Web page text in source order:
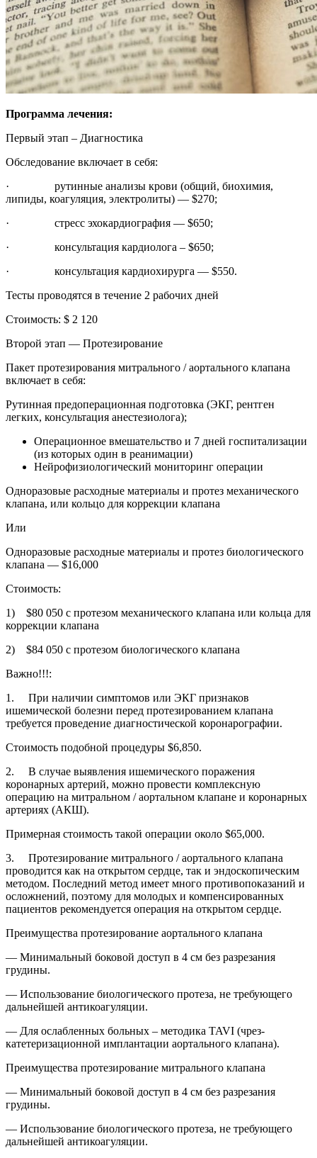
Программа лечения:
Первый этап – Диагностика
Обследование включает в себя:
· рутинные анализы крови (общий, биохимия,
липиды, коагуляция, электролиты) — $270;
· стресс эхокардиография — $650;
· консультация кардиолога – $650;
· консультация кардиохирурга — $550.
Тесты проводятся в течение 2 рабочих дней
Стоимость: $ 2 120
Второй этап — Протезирование
Пакет протезирования митрального / аортального клапана
включает в себя:
Рутинная предоперационная подготовка (ЭКГ, рентген
легких, консультация анестезиолога);
Операционное вмешательство и 7 дней госпитализации
(из которых один в реанимации)
Нейрофизиологический мониторинг операции
Одноразовые расходные материалы и протез механического
клапана, или кольцо для коррекции клапана
Или
Одноразовые расходные материалы и протез биологического
клапана — $16,000
Стоимость:
1) $80 050 с протезом механического клапана или кольца для
коррекции клапана
2) $84 050 с протезом биологического клапана
Важно!!!:
1. При наличии симптомов или ЭКГ признаков
ишемической болезни перед протезированием клапана
требуется проведение диагностической коронарографии.
Стоимость подобной процедуры $6,850.
2. В случае выявления ишемического поражения
коронарных артерий, можно провести комплексную
операцию на митральном / аортальном клапане и коронарных
артериях (АКШ).
Примерная стоимость такой операции около $65,000.
3. Протезирование митрального / аортального клапана
проводится как на открытом сердце, так и эндоскопическим
методом. Последний метод имеет много противопоказаний и
осложнений, поэтому для молодых и компенсированных
пациентов рекомендуется операция на открытом сердце.
Преимущества протезирование аортального клапана
— Минимальный боковой доступ в 4 см без разрезания
грудины.
— Использование биологического протеза, не требующего
дальнейшей антикоагуляции.
— Для ослабленных больных – методика TAVI (чрез-
катетеризационной имплантации аортального клапана).
Преимущества протезирование митрального клапана
— Минимальный боковой доступ в 4 см без разрезания
грудины.
— Использование биологического протеза, не требующего
дальнейшей антикоагуляции.